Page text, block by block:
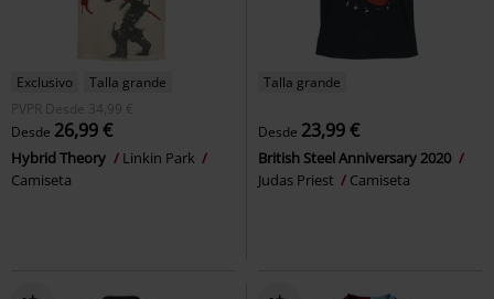
Exclusivo
Talla grande
PVPR
Desde 34,99 €
Desde 26,99 €
Hybrid Theory
Linkin Park
Camiseta
Talla grande
Desde 23,99 €
British Steel Anniversary 2020
Judas Priest
Camiseta